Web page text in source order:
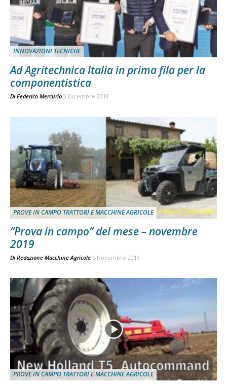
INNOVAZIONI TECNICHE
Ad Agritechnica Italia in prima fila per la
componentistica
Di Federico Mercurio 3 Dicembre 2019
PROVE IN CAMPO TRATTORI E MACCHINE AGRICOLE
“Prova in campo” del mese – novembre
2019
Di Redazione Macchine Agricole 5 Novembre 2019
PROVE IN CAMPO TRATTORI E MACCHINE AGRICOLE